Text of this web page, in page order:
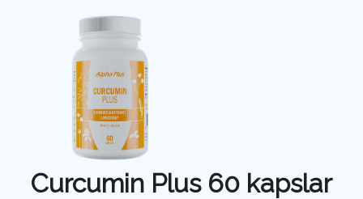
Curcumin Plus 60 kapslar